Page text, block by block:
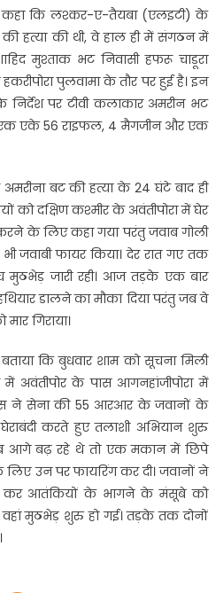
कहा कि लश्कर-ए-तैयबा (एलइटी) के
हत्या की थी, वे हाल ही में संगठन में
मुश्ताक भट निवासी हफरू चाडूरा
पुलवामा के तौर पर हुई है। इन
पर टीवी कलाकार अमरीन भट
एक एके 56 राइफल, 4 मैगजीन और एक
बट की हत्या के 24 घंटे बाद ही
को दक्षिण कश्मीर के अवंतीपोरा में घेर
के लिए कहा गया परंतु जवाब गोली
जवाबी फायर किया। देर रात गए तक
मुठभेड़ जारी रही। आज तड़के एक बार
डालने का मौका दिया परंतु जब वे
गिराया।
कि बुधवार शाम को सूचना मिली
अवंतीपोर के पास आगनहांजीपोरा में
ने सेना की 55 आरआर के जवानों के
करते हुए तलाशी अभियान शुरु
आगे बढ़ रहे थे तो एक मकान में छिपे
उन पर फायरिंग कर दी। जवानों ने
कर आतंकियों के भागने के मंसूबे को
मुठभेड़ शुरु हो गई। तड़के तक दोनों